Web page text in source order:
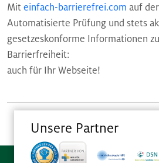
Mit einfach-barrierefrei.com auf
Automatisierte Prüfung und stets
gesetzeskonforme Informationen
Barrierfreiheit:
auch für Ihr Webseite!
Unsere Partner